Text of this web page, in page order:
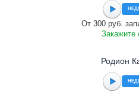
От 300 руб.
Закажите
Родион